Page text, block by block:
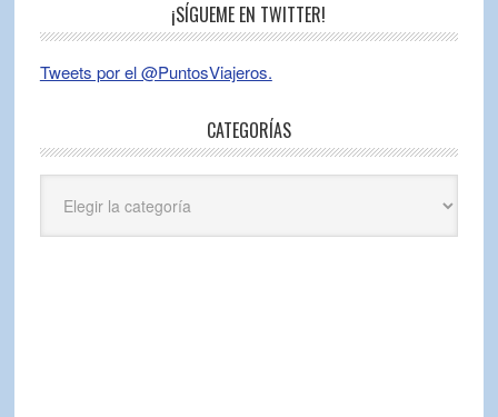
¡SÍGUEME EN TWITTER!
Tweets por el @PuntosViajeros.
CATEGORÍAS